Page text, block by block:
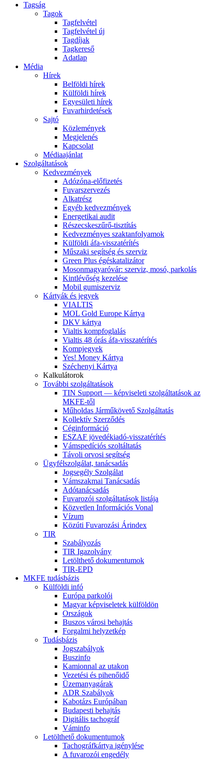
Tagság
Tagok
Tagfelvétel
Tagfelvétel új
Tagdíjak
Tagkereső
Adatlap
Média
Hírek
Belföldi hírek
Külföldi hírek
Egyesületi hírek
Fuvarhirdetések
Sajtó
Közlemények
Megjelenés
Kapcsolat
Médiaajánlat
Szolgáltatások
Kedvezmények
Adózóna-előfizetés
Fuvarszervezés
Alkatrész
Egyéb kedvezmények
Energetikai audit
Részecskeszűrő-tisztítás
Kedvezményes szaktanfolyamok
Külföldi áfa-visszatérítés
Műszaki segítség és szerviz
Green Plus égéskatalizátor
Mosonmagyaróvár: szerviz, mosó, parkolás
Kintlévőség kezelése
Mobil gumiszerviz
Kártyák és jegyek
VIALTIS
MOL Gold Europe Kártya
DKV kártya
Vialtis kompfoglalás
Vialtis 48 órás áfa-visszatérítés
Kompjegyek
Yes! Money Kártya
Széchenyi Kártya
Kalkulátorok
További szolgáltatások
TIN Support — képviseleti szolgáltatások az
MKFE-től
Műholdas Járműkövető Szolgáltatás
Kollektív Szerződés
Céginformáció
ESZAF jövedékiadó-visszatérítés
Vámspedíciós szoltáltatás
Távoli orvosi segítség
Ügyfélszolgálat, tanácsadás
Jogsegély Szolgálat
Vámszakmai Tanácsadás
Adótanácsadás
Fuvarozói szolgáltatások listája
Közvetlen Információs Vonal
Vízum
Közúti Fuvarozási Árindex
TIR
Szabályozás
TIR Igazolvány
Letölthető dokumentumok
TIR-EPD
MKFE tudásbázis
Külföldi infó
Európa parkolói
Magyar képviseletek külföldön
Országok
Buszos városi behajtás
Forgalmi helyzetkép
Tudásbázis
Jogszabályok
Buszinfo
Kamionnal az utakon
Vezetési és pihenőidő
Üzemanyagárak
ADR Szabályok
Kabotázs Európában
Budapesti behajtás
Digitális tachográf
Váminfo
Letölthető dokumentumok
Tachográfkártya igénylése
A fuvarozói engedély